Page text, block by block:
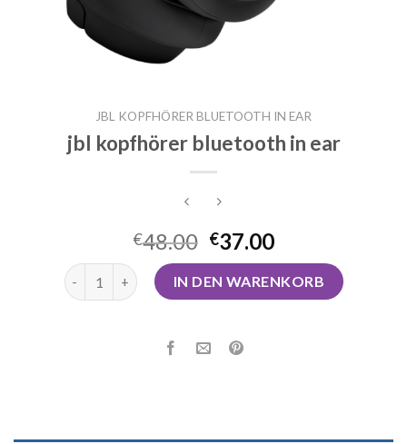
JBL KOPFHÖRER BLUETOOTH IN EAR
jbl kopfhörer bluetooth in ear
€48.00 €37.00
jbl kopfhörer bluetooth in ear Menge
IN DEN WARENKORB